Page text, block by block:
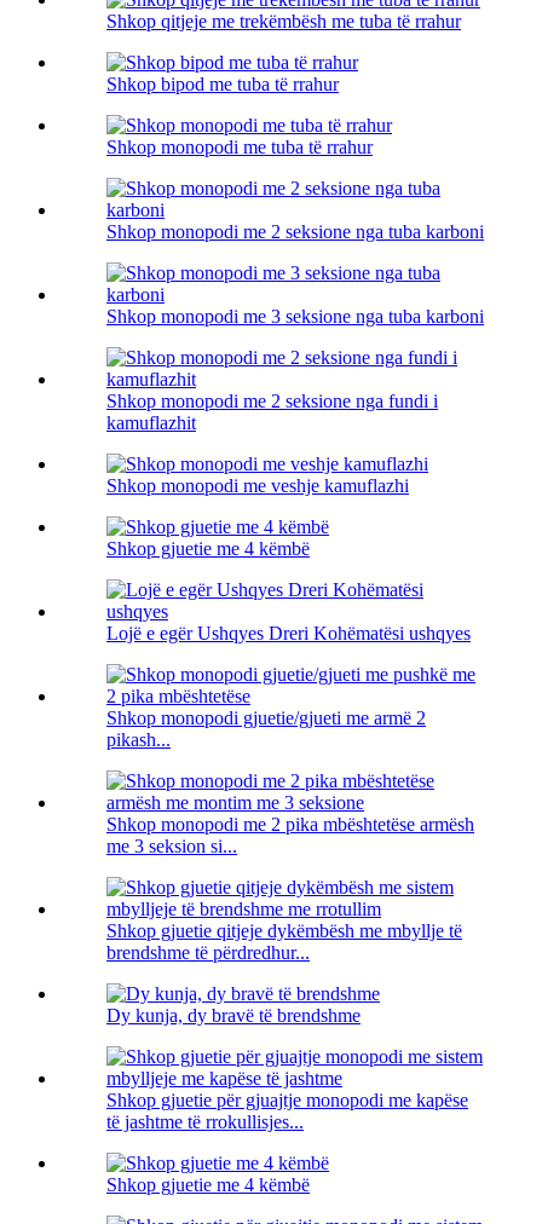
Shkop qitjeje me trekëmbësh me tuba të rrahur
Shkop bipod me tuba të rrahur
Shkop monopodi me tuba të rrahur
Shkop monopodi me 2 seksione nga tuba karboni
Shkop monopodi me 3 seksione nga tuba karboni
Shkop monopodi me 2 seksione nga fundi i
kamuflazhit
Shkop monopodi me veshje kamuflazhi
Shkop gjuetie me 4 këmbë
Lojë e egër Ushqyes Dreri Kohëmatësi ushqyes
Shkop monopodi gjuetie/gjueti me armë 2
pikash...
Shkop monopodi me 2 pika mbështetëse armësh
me 3 seksion si...
Shkop gjuetie qitjeje dykëmbësh me mbyllje të
brendshme të përdredhur...
Dy kunja, dy bravë të brendshme
Shkop gjuetie për gjuajtje monopodi me kapëse
të jashtme të rrokullisjes...
Shkop gjuetie me 4 këmbë